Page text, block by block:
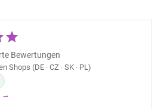
Bewertungen
Shops (DE · CZ · SK · PL)
→